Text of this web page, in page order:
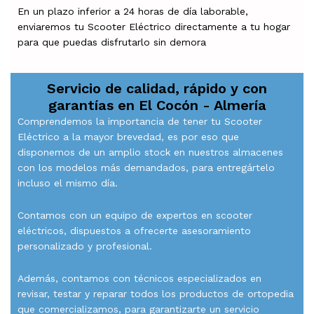
En un plazo inferior a 24 horas de día laborable,
enviaremos tu Scooter Eléctrico directamente a tu hogar
para que puedas disfrutarlo sin demora
Servicio de calidad, rápido y con
garantías en El Cocón - Almería
Comprendemos la importancia de tener tu Scooter
Eléctrico a la mayor brevedad, es por eso que
disponemos de un amplio stock en nuestros almacenes
con los modelos más demandados, para entregártelo
incluso el mismo día.
Contamos con un equipo de expertos en scooter
eléctricos, dispuestos a ofrecerte asesoramiento
personalizado y profesional.
Además, contamos con técnicos especializados en
revisar, testar y reparar todos los productos de ortopedia
que comercializamos, para garantizarte un servicio